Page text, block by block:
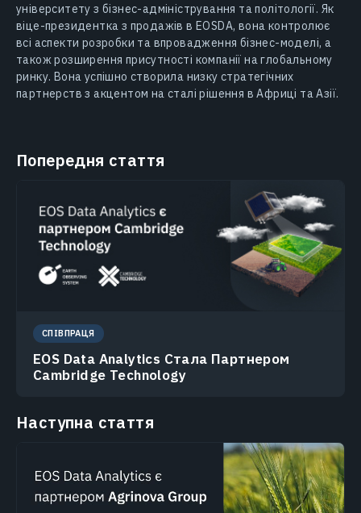
університету з бізнес-адміністрування та політології. Як
віце-президентка з продажів в EOSDA, вона контролює
всі аспекти розробки та впровадження бізнес-моделі, а
також розширення присутності компанії на глобальному
ринку. Вона успішно створила низку стратегічних
партнерств з акцентом на сталі рішення в Африці та Азії.
Попередня стаття
СПІВПРАЦЯ
EOS Data Analytics Стала Партнером
Cambridge Technology
Наступна стаття